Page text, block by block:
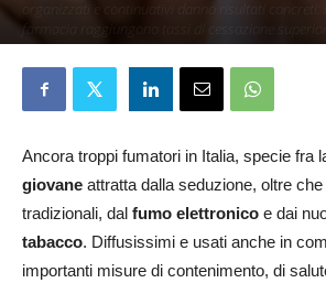
farmacia raggiungono tassi di cessazione
Ancora troppi fumatori in Italia, specie fra
giovane attratta dalla seduzione, oltre
tradizionali, dal fumo elettronico e dai
tabacco. Diffusissimi e usati anche in
importanti misure di contenimento, di